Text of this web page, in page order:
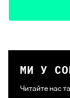
МИ У
Читайте нас